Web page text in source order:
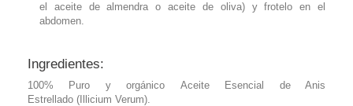
el aceite de almendra o aceite de oliva) y frotelo en el
abdomen.
Ingredientes:
100% Puro y orgánico Aceite Esencial de Anis
Estrellado (Illicium Verum).